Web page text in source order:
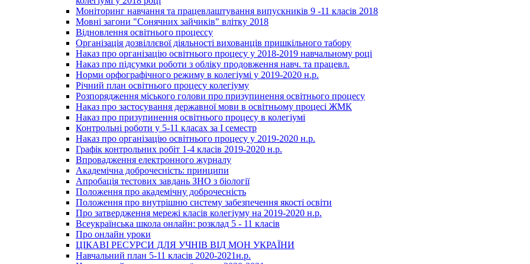
Моніторинг навчання та працевлаштування випускників 9 -11 класів 2018
Мовні загони "Сонячних зайчиків" влітку 2018
Відновлення освітнього процессу
Організація дозвіллєвої діяльності вихованців пришкільного табору
Наказ про організацію освітнього процесу у 2018-2019 навчальному році
Наказ про підсумки роботи з обліку продовження навч. та працевл.
Норми орфографічного режиму в колегіумі у 2019-2020 н.р.
Річний план освітнього процесу колегіуму
Розпорядження міського голови про призупинення освітнього процесу
Наказ про застосування державної мови в освітньому процесі ЖМК
Наказ про призупинення освітнього процесу в колегіумі
Контрольні роботи у 5-11 класах за І семестр
Наказ про організацію освітнього процесу у 2019-2020 н.р.
Графік контрольних робіт 1-4 класів 2019-2020 н.р.
Впровадження електронного журналу
Академічна доброчесність: принципи
Апробація тестових завдань ЗНО з біології
Положення про академічну доброчесність
Положення про внутрішню систему забезпечення якості освіти
Про затвердження мережі класів колегіуму на 2019-2020 н.р.
Всеукраїнська школа онлайн: розклад 5 - 11 класів
Про онлайн уроки
ЦІКАВІ РЕСУРСИ ДЛЯ УЧНІВ ВІД МОН УКРАЇНИ
Навчальний план 5-11 класів 2020-2021н.р.